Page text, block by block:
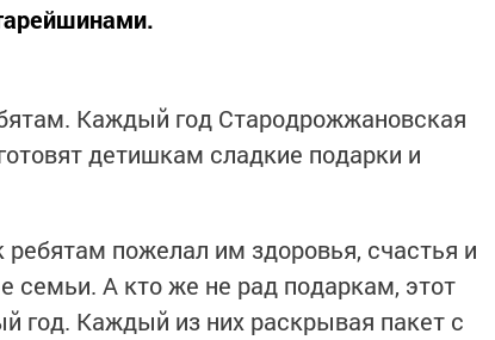
Каждый год Стародрожжановская
детишкам сладкие подарки и
пожелал им здоровья, счастья и
семьи. А кто же не рад подаркам, этот
год. Каждый из них раскрывая пакет с